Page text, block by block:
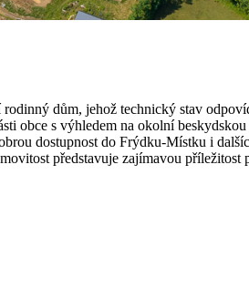
dům, jehož technický stav
obce s výhledem na okolní
dostupnost do Frýdku-Místku i
představuje zajímavou příležitost